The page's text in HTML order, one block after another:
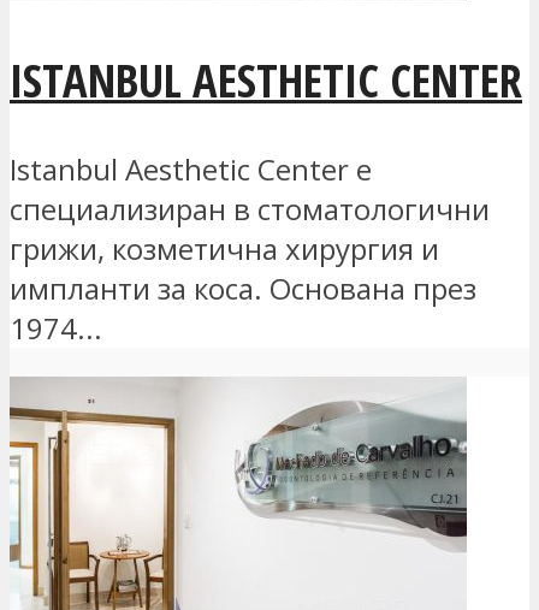
ISTANBUL AESTHETIC CENTER
Istanbul Aesthetic Center е
специализиран в стоматологични
грижи, козметична хирургия и
импланти за коса. Основана през
1974...